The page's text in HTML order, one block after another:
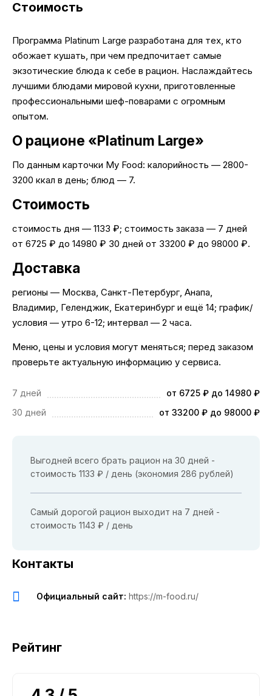
Стоимость
Программа Platinum Large разработана для тех, кто
обожает кушать, при чем предпочитает самые
экзотические блюда к себе в рацион. Наслаждайтесь
лучшими блюдами мировой кухни, приготовленные
профессиональными шеф-поварами с огромным
опытом.
О рационе «Platinum Large»
По данным карточки My Food: калорийность — 2800-
3200 ккал в день; блюд — 7.
Стоимость
стоимость дня — 1133 ₽; стоимость заказа — 7 дней
от 6725 ₽ до 14980 ₽ 30 дней от 33200 ₽ до 98000 ₽.
Доставка
регионы — Москва, Санкт-Петербург, Анапа,
Владимир, Геленджик, Екатеринбург и ещё 14; график/
условия — утро 6-12; интервал — 2 часа.
Меню, цены и условия могут меняться; перед заказом
проверьте актуальную информацию у сервиса.
7 дней
от 6725 ₽ до 14980 ₽
30 дней
от 33200 ₽ до 98000 ₽
Выгодней всего брать рацион на 30 дней -
стоимость 1133 ₽ / день (экономия 286 рублей)
Самый дорогой рацион выходит на 7 дней -
стоимость 1143 ₽ / день
Контакты
Официальный сайт: https://m-food.ru/
Рейтинг